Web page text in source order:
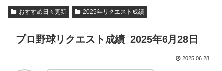
おすすめ日々更新 2025年リクエスト成績
プロ野球リクエスト成績_2025年6月28日
2025.06.28